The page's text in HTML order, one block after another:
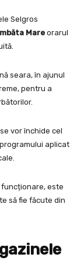
Selgros
Mareorarul
seara, în ajunul
pentru a
vor închide cel
aplicat
este
să fie făcute din